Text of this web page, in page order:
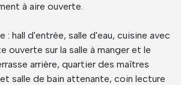
à aire ouverte.
: hall d'entrée, salle d'eau, cuisine avec
ouverte sur la salle à manger et le
arrière, quartier des maîtres
salle de bain attenante, coin lecture